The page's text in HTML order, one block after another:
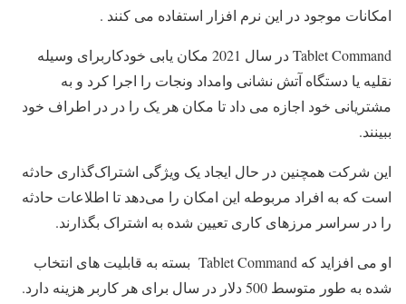
امکانات موجود در این نرم افزار استفاده می کنند .
Tablet Command در سال 2021 مکان یابی خودکاربرای وسیله
نقلیه یا دستگاه آتش نشانی وامداد ونجات را اجرا کرد و به
مشتریانی خود اجازه می داد تا مکان هر یک را در در اطراف خود
ببینند.
این شرکت همچنین در حال ایجاد یک ویژگی اشتراک‌گذاری حادثه
است که به افراد مربوطه این امکان را می‌دهد تا اطلاعات حادثه
را در سراسر مرزهای کاری تعیین شده به اشتراک بگذارند.
او می افزاید که Tablet Command بسته به قابلیت های انتخاب
شده به طور متوسط 500 دلار در سال برای هر کاربر هزینه دارد.